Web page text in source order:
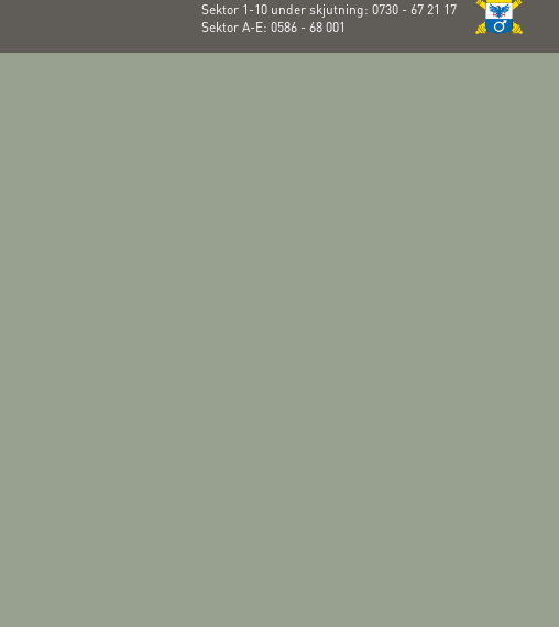
Sektor 1-10 under skjutning: 0730 - 67 21 17
Sektor A-E: 0586 - 68 001